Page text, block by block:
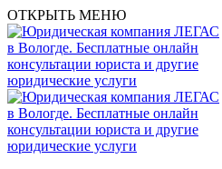
ОТКРЫТЬ МЕНЮ